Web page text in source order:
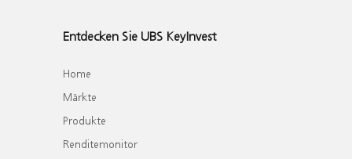
Entdecken Sie UBS KeyInvest
Home
Märkte
Produkte
Renditemonitor